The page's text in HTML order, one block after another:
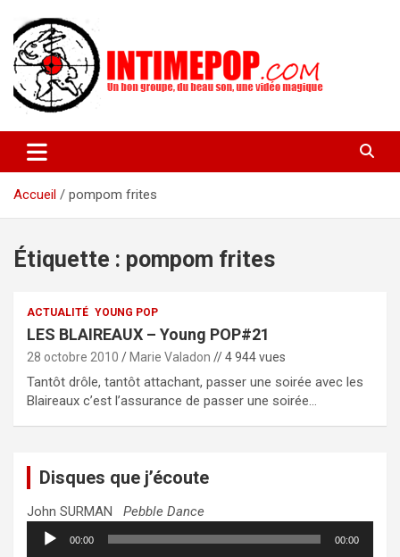
contenu
intimepop.com
actuelles pop rock, post-rock, indé sur Lyon. rock pop concert
lyon
Accueil
pompom frites
Étiquette : pompom frites
ACTUALITÉ YOUNG POP
LES BLAIREAUX – Young POP#21
28 octobre 2010 Marie Valadon // 4 944 vues
Tantôt drôle, tantôt attachant, passer une soirée avec les
Blaireaux c’est l’assurance de passer une soirée…
Disques que j’écoute
John SURMAN Pebble Dance
Lecteur
audio
00:00 00:00